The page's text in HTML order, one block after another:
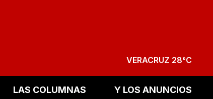
VERACRUZ 28°C
LAS COLUMNAS Y LOS ANUNCIOS